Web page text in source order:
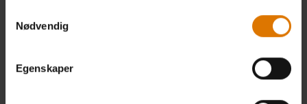
Nødvendig
Egenskaper